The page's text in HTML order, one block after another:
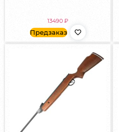
13490 ₽
Предзаказ